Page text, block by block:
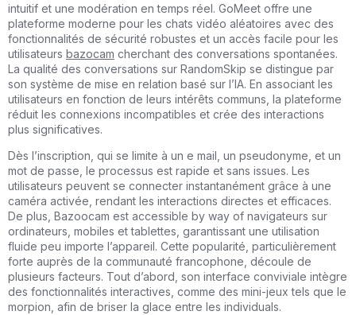
intuitif et une modération en temps réel. GoMeet offre une
plateforme moderne pour les chats vidéo aléatoires avec des
fonctionnalités de sécurité robustes et un accès facile pour les
utilisateurs bazocam cherchant des conversations spontanées.
La qualité des conversations sur RandomSkip se distingue par
son système de mise en relation basé sur l’IA. En associant les
utilisateurs en fonction de leurs intérêts communs, la plateforme
réduit les connexions incompatibles et crée des interactions
plus significatives.
Dès l’inscription, qui se limite à un e mail, un pseudonyme, et un
mot de passe, le processus est rapide et sans issues. Les
utilisateurs peuvent se connecter instantanément grâce à une
caméra activée, rendant les interactions directes et efficaces.
De plus, Bazoocam est accessible by way of navigateurs sur
ordinateurs, mobiles et tablettes, garantissant une utilisation
fluide peu importe l’appareil. Cette popularité, particulièrement
forte auprès de la communauté francophone, découle de
plusieurs facteurs. Tout d’abord, son interface conviviale intègre
des fonctionnalités interactives, comme des mini-jeux tels que le
morpion, afin de briser la glace entre les individuals.